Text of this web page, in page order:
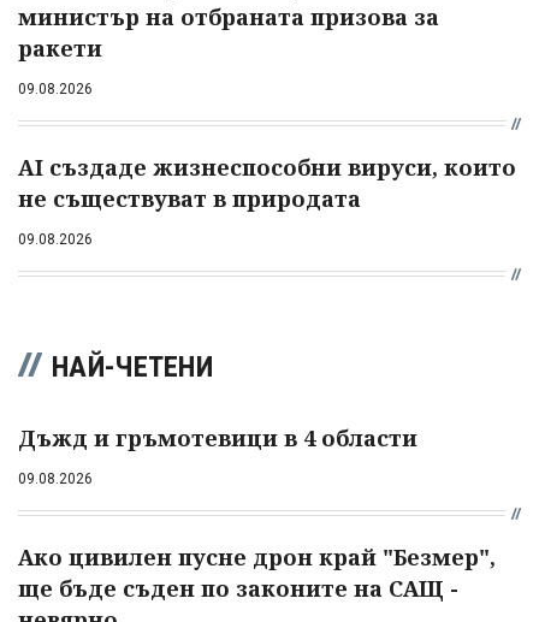
министър на отбраната призова за
ракети
09.08.2026
AI създаде жизнеспособни вируси, които
не съществуват в природата
09.08.2026
НАЙ-ЧЕТЕНИ
Дъжд и гръмотевици в 4 области
09.08.2026
Ако цивилен пусне дрон край "Безмер",
ще бъде съден по законите на САЩ -